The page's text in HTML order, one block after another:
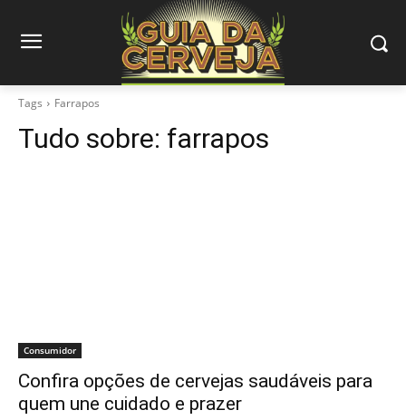
Tags Farrapos
Tudo sobre: farrapos
Consumidor
Confira opções de cervejas saudáveis para
quem une cuidado e prazer